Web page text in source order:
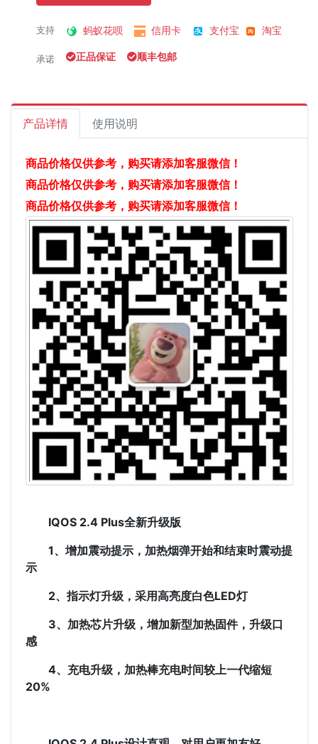
支持 蚂蚁花呗 信用卡 支付宝 淘宝
承诺 正品保证 顺丰包邮
产品详情 使用说明
商品价格仅供参考，购买请添加客服微信！
商品价格仅供参考，购买请添加客服微信！
商品价格仅供参考，购买请添加客服微信！
IQOS 2.4 Plus全新升级版
1、增加震动提示，加热烟弹开始和结束时震动提
示
2、指示灯升级，采用高亮度白色LED灯
3、加热芯片升级，增加新型加热固件，升级口
感
4、充电升级，加热棒充电时间较上一代缩短
20%